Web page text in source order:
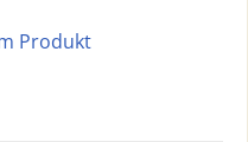
Produkt